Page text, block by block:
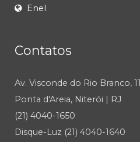
Enel
Contatos
Av. Visconde do Rio Branco, 11
Ponta d'Areia, Niterói | RJ
(21) 4040-1650
Disque-Luz (21) 4040-1640